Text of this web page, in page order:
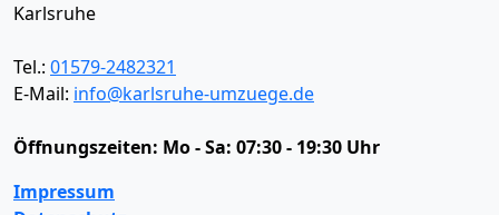
Karlsruhe
Tel.: 01579-2482321
E-Mail: info@karlsruhe-umzuege.de
Öffnungszeiten: Mo - Sa: 07:30 - 19:30 Uhr
Impressum